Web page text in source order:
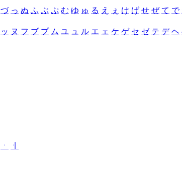
づ っ ぬ ふ ぶ ぷ む ゆ ゅ る え ぇ け げ せ ぜ て で
ッ ヌ フ ブ プ ム ユ ュ ル エ ェ ケ ゲ セ ゼ テ デ ヘ
ㆍ
ㆎ